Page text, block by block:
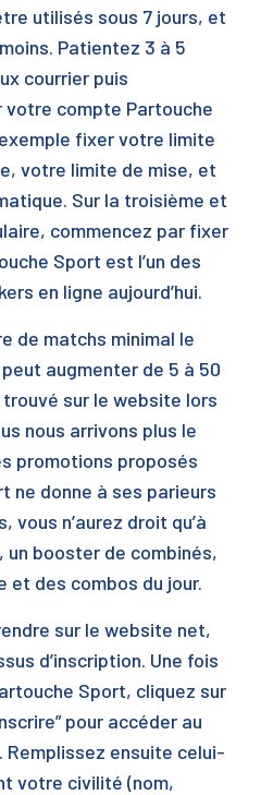
utilisés sous 7 jours, et
Patientez 3 à 5
courrier puis
votre compte Partouche
fixer votre limite
votre limite de mise, et
Sur la troisième et
commencez par fixer
Sport est l’un des
en ligne aujourd’hui.
de matchs minimal le
augmenter de 5 à 50
sur le website lors
nous arrivons plus le
promotions proposés
ne donne à ses parieurs
vous n’aurez droit qu’à
un booster de combinés,
et des combos du jour.
sur le website net,
d’inscription. Une fois
Sport, cliquez sur
pour accéder au
Remplissez ensuite celui-
votre civilité (nom,